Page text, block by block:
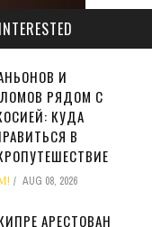
И
РЯДОМ С
КУДА
В
AUG 08, 2026
АРЕСТОВАН